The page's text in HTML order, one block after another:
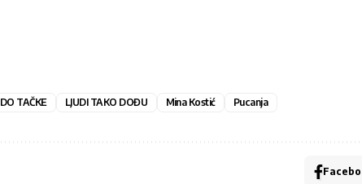
DO TAČKE LJUDI TAKO DOĐU Mina Kostić Pucanja